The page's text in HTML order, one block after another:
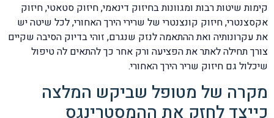
קימות שיטות רבות ומגוונות בחיזוק דינאמי, חיזוק סטאטי, חיזוק
אקסצנטרי, חיזוק קונצנטרי של שרירי הירך האחורי, לכל שיטה יש
את עקרונותיה ואת ההתאמה לנזק שנגרם, זוהי בדיוק הסיבה שקיים
צורך תחילה לאתר את הפציעה ורק אחר כך להתאים לה טיפול
שיכלול גם חיזוק שריר הירך האחורי.
מקרה של מטופל שביקש המלצה
כייצד לחזק את ההמסטרינגס